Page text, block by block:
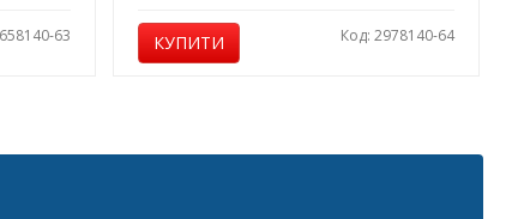
63 КУПИТИ Код: 2978140-64